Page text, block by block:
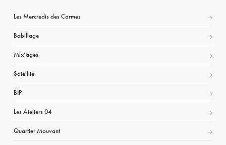
Les Mercredis des Carmes
Babillage
Mix’âges
Satellite
BIP
Les Ateliers 04
Quartier Mouvant